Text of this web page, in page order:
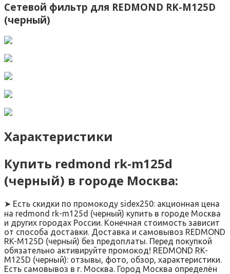
Сетевой фильтр для REDMOND RK-M125D
(черный)
Характеристики
Купить redmond rk-m125d
(черный) в городе Москва:
➤ Есть скидки по промокоду sidex250: акционная цена
на redmond rk-m125d (черный) купить в городе Москва
и других городах России. Конечная стоимость зависит
от способа доставки. Доставка и самовывоз REDMOND
RK-M125D (черный) без предоплаты. Перед покупкой
обязательно активируйте промокод! REDMOND RK-
M125D (черный): отзывы, фото, обзор, характеристики.
Есть самовывоз в г. Москва. Город Москва определён